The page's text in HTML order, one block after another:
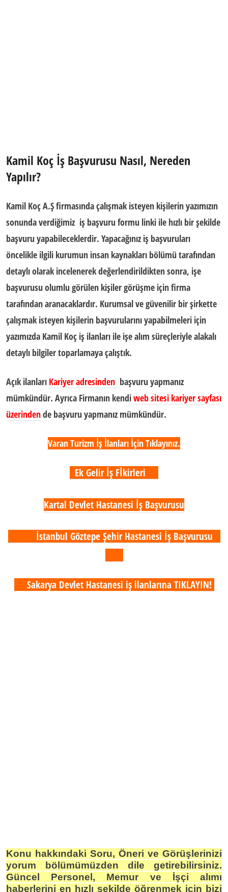
Kamil Koç İş Başvurusu Nasıl, Nereden
Yapılır?
Kamil Koç A.Ş firmasında çalışmak isteyen kişilerin yazımızın
sonunda verdiğimiz iş başvuru formu linki ile hızlı bir şekilde
başvuru yapabileceklerdir. Yapacağınız iş başvuruları
öncelikle ilgili kurumun insan kaynakları bölümü tarafından
detaylı olarak incelenerek değerlendirildikten sonra, işe
başvurusu olumlu görülen kişiler görüşme için firma
tarafından aranacaklardır. Kurumsal ve güvenilir bir şirkette
çalışmak isteyen kişilerin başvurularını yapabilmeleri için
yazımızda Kamil Koç iş ilanları ile işe alım süreçleriyle alakalı
detaylı bilgiler toparlamaya çalıştık.
Açık ilanları Kariyer adresinden başvuru yapmanız
mümkündür. Ayrıca Firmanın kendiweb sitesi kariyer sayfası
üzerindende başvuru yapmanız mümkündür.
Varan Turizm İş İlanları İçin Tıklayınız.
Ek Gelir İş Fİkirleri
Kartal Devlet Hastanesi İş Başvurusu
İstanbul Göztepe Şehir Hastanesi İş Başvurusu
Sakarya Devlet Hastanesi iş ilanlarına TIKLAYIN!
Konu hakkındaki Soru, Öneri ve Görüşlerinizi
yorum bölümümüzden dile getirebilirsiniz.
Güncel Personel, Memur ve İşçi alımı
haberlerini en hızlı şekilde öğrenmek için bizi